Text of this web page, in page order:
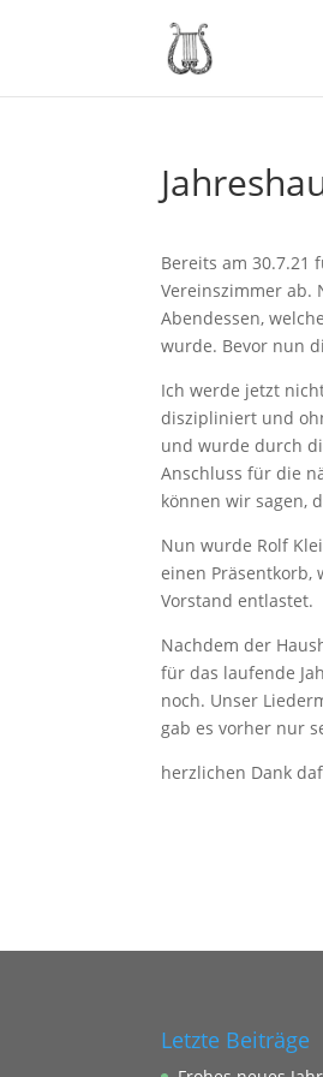
Bereits am 30.7.21
Vereinszimmer ab.
Abendessen,
wurde. Bevor nun
Ich werde jetzt
diszipliniert und
und wurde durch
Anschluss für die
können wir sagen,
Nun wurde Rolf
einen
Vorstand entlastet.
Nachdem der
für das laufende
noch. Unser
gab es vorher nur
herzlichen Dank
Letzte Beiträge